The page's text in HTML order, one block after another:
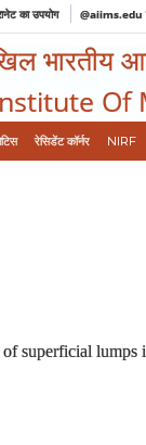
का उपयोग @aiims.edu
भारतीय
Of
रेसिडेंट कॉर्नर NIRF
superficial